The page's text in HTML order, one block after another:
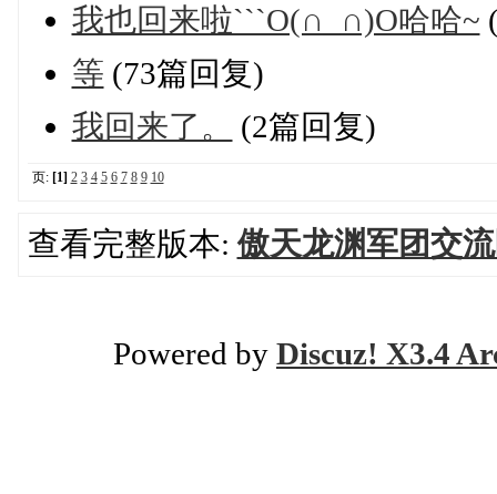
我也回来啦```O(∩_∩)O哈哈~
等 (73篇回复)
我回来了。
(2篇回复)
页: [1] 2 3 4 5 6 7 8 9 10
查看完整版本:傲天龙渊军团交
Powered by Discuz! X3.4